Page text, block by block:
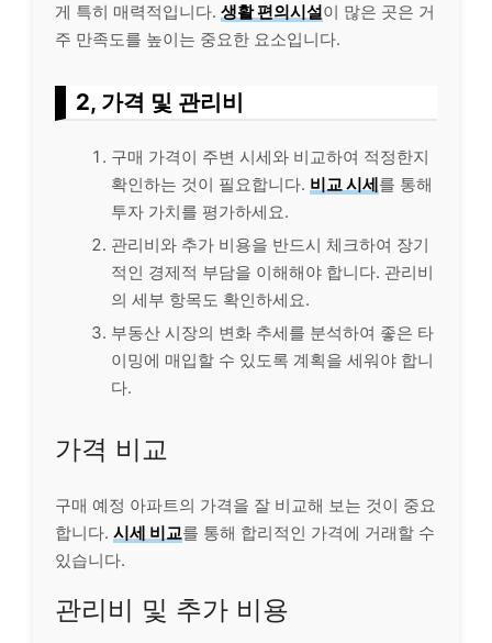
게 특히 매력적입니다. 생활 편의시설이 많은 곳은 거
주 만족도를 높이는 중요한 요소입니다.
2, 가격 및 관리비
구매 가격이 주변 시세와 비교하여 적정한지
확인하는 것이 필요합니다. 비교 시세를 통해
투자 가치를 평가하세요.
관리비와 추가 비용을 반드시 체크하여 장기
적인 경제적 부담을 이해해야 합니다. 관리비
의 세부 항목도 확인하세요.
부동산 시장의 변화 추세를 분석하여 좋은 타
이밍에 매입할 수 있도록 계획을 세워야 합니
다.
가격 비교
구매 예정 아파트의 가격을 잘 비교해 보는 것이 중요
합니다. 시세 비교를 통해 합리적인 가격에 거래할 수
있습니다.
관리비 및 추가 비용